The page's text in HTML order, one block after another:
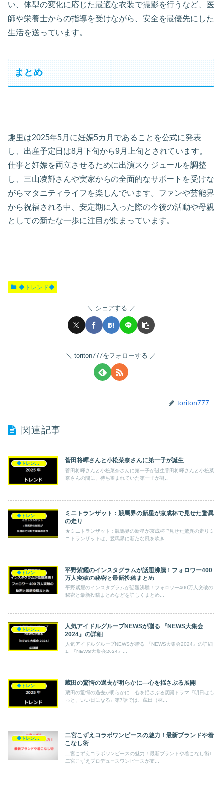
い、体型の変化に応じた最適な衣装で撮影を行うなど、医
師や栄養士からの指導を受けながら、安全を最優先にした
生活を送っています。
まとめ
趣里は2025年5月に妊娠5カ月であることを公式に発表
し、出産予定日は8月下旬から9月上旬とされています。
仕事と妊娠を両立させるために出演スケジュールを調整
し、三山凌輝さんや実家からの全面的なサポートを受けな
がらマタニティライフを楽しんでいます。ファンや芸能界
から祝福される中、安定期に入った際の今後の活動や母親
としての新たな一歩に注目が集まっています。
◆トレンド◆
シェアする
toriton777をフォローする
toriton777
関連記事
菅田将暉さんと小松菜奈さんに第一子が誕生
菅田将暉さんと小松菜奈さんに第一子が誕生菅田将暉さんと小松菜
奈さんの間に、待ち望まれていた第一子が誕...
ミニトランザット：競馬界の新星が京成杯で見せた驚異
の走り
★ミニトランザット：競馬界の新星が京成杯で見せた驚異の走りミ
ニトランザットは、競馬界に新たな風を吹き...
平野紫耀のインスタグラムが話題沸騰！フォロワー400
万人突破の秘密と最新投稿まとめ
平野紫耀のインスタグラムが話題沸騰！フォロワー400万人突破の
秘密と最新投稿まとめなどを詳しくまとめ...
人気アイドルグループNEWSが贈る 『NEWS大集会
2024』の詳細
人気アイドルグループNEWSが贈る 『NEWS大集会2024』の詳細
1. 『NEWS大集会2024』...
蔵田の驚愕の過去が明らかに—心を揺さぶる展開
蔵田の驚愕の過去が明らかに—心を揺さぶる展開ドラマ『明日はも
っと、いい日になる』第7話では、蔵田（林...
二宮こずえコラボワンピースの魅力！最新ブランドや着
こなし術
二宮こずえコラボワンピースの魅力！最新ブランドや着こなし術1.
二宮こずえプロデュースワンピースが支...